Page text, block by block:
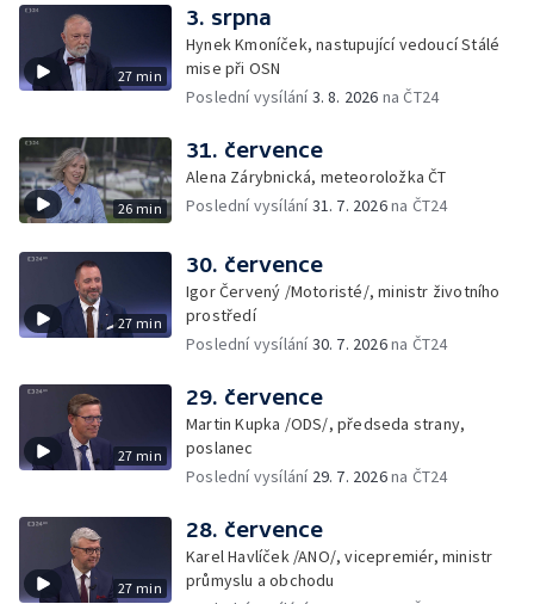
27 min
3. srpna
Hynek Kmoníček, nastupující vedoucí Stálé
mise při OSN
Poslední vysílání3. 8. 2026 na ČT24
26 min
31. července
Alena Zárybnická, meteoroložka ČT
Poslední vysílání31. 7. 2026na ČT24
27 min
30. července
Igor Červený /Motoristé/, ministr životního
prostředí
Poslední vysílání30. 7. 2026na ČT24
27 min
29. července
Martin Kupka /ODS/, předseda strany,
poslanec
Poslední vysílání 29. 7. 2026na ČT24
27 min
28. července
Karel Havlíček /ANO/, vicepremiér, ministr
průmyslu a obchodu